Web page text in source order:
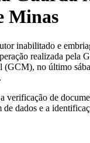
Minas
inabilitado e
realizada pela
(GCM), no último
verificação de
de dados e a